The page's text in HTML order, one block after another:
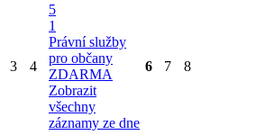
3 4
5
1
Právní služby
pro občany
ZDARMA
Zobrazit
všechny
záznamy ze dne
6 7 8